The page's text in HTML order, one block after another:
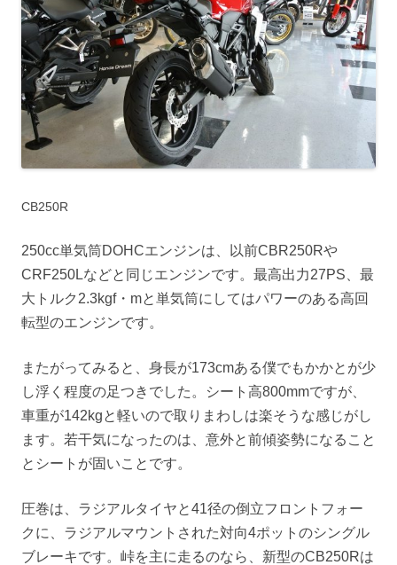
CB250R
250cc単気筒DOHCエンジンは、以前CBR250Rや
CRF250Lなどと同じエンジンです。最高出力27PS、最
大トルク2.3kgf・mと単気筒にしてはパワーのある高回
転型のエンジンです。
またがってみると、身長が173cmある僕でもかかとが少
し浮く程度の足つきでした。シート高800mmですが、
車重が142kgと軽いので取りまわしは楽そうな感じがし
ます。 若干気になったのは、意外と前傾姿勢になること
とシートが固いことです。
圧巻は、ラジアルタイヤと41径の倒立フロントフォー
クに、ラジアルマウントされた対向4ポットのシングル
ブレーキです。峠を主に走るのなら、新型のCB250Rは